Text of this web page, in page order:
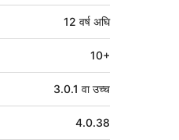
12 वर्ष अघि
10+
3.0.1 वा उच्च
4.0.38